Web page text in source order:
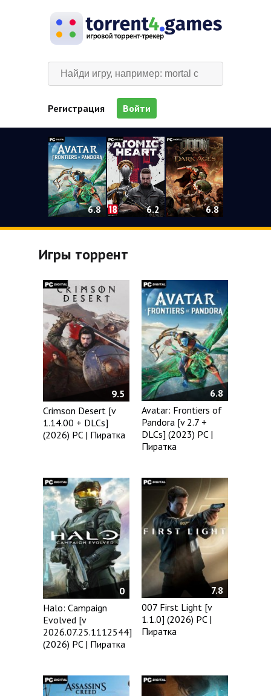
Регистрация Войти
6.8 6.2 6.8
Игры торрент
9.5
Crimson Desert [v
1.14.00 + DLCs]
(2026) PC | Пиратка
6.8
Avatar: Frontiers of
Pandora [v 2.7 +
DLCs] (2023) PC |
Пиратка
0
Halo: Campaign
Evolved [v
2026.07.25.1112544]
(2026) PC | Пиратка
7.8
007 First Light [v
1.1.0] (2026) PC |
Пиратка